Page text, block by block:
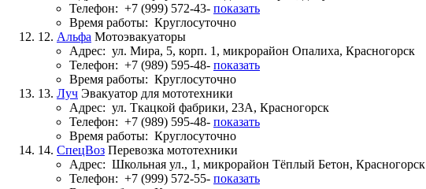
Телефон: +7 (999) 572-43- показать
Время работы: Круглосуточно
12. Альфа Мотоэвакуаторы
Адрес: ул. Мира, 5, корп. 1, микрорайон Опалиха, Красногорск
Телефон: +7 (989) 595-48- показать
Время работы: Круглосуточно
13. Луч Эвакуатор для мототехники
Адрес: ул. Ткацкой фабрики, 23А, Красногорск
Телефон: +7 (989) 595-48- показать
Время работы: Круглосуточно
14. СпецВоз Перевозка мототехники
Адрес: Школьная ул., 1, микрорайон Тёплый Бетон, Красногорск
Телефон: +7 (999) 572-55- показать